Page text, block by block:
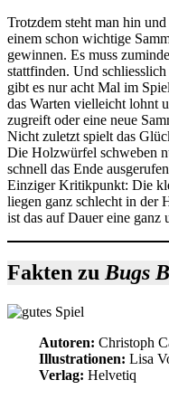
Trotzdem steht man hin
einem schon wichtige
gewinnen. Es muss
stattfinden. Und
gibt es nur acht Mal im
das Warten vielleicht lohnt
zugreift oder eine neue
Nicht zuletzt spielt das
Die Holzwürfel schweben
schnell das Ende
Einziger Kritikpunkt: Die
liegen ganz schlecht in der
ist das auf Dauer eine ganz
Fakten zu Bugs
Autoren: Christoph
Illustrationen: Lisa
Verlag: Helvetiq